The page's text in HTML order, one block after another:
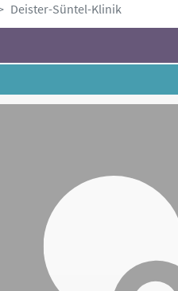
Deister-Süntel-Klinik